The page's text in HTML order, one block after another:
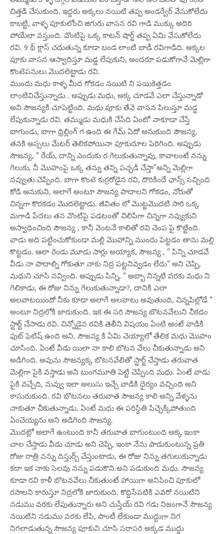
చిత్తడి చేసుకుంది. ఇద్దరు అక్కలు నయిటి తప్ప అండర్వేర్ వేసుకోలేదు
కాబట్టి, వాళ్ళ పూకులోంచి జిగురు వాసన రవి గాడి ముక్కు అదిరి
పోయేలా వస్తుంది. వొంటిపై ఒక్క కాటన్ షార్ట్ తప్ప ఏమి వేసుకోలేదు
రవి. 9 థ్ క్లాస్ చదుతున్న కూడా బండ లాంటి బాడీ రవిగాడిది. అక్కల
పూకు వాసన ఆస్వాదిస్తూ మడ్డ లేపుకుని, అందరూ పడుకోగానే మెల్లిగా
కొంటెపనులు మొదలెట్టాడు రవి.
ముందు మధు కాళ్ళ మీద గోకడం నయిటి ని పయికెత్తడం
లాంటివిచేస్తున్నాడు . అప్పుడు మధు, అక్క చూడవే ఎలా చేస్తున్నాడో
అని సౌజన్యకి చూపెట్టింది. మధు పూకు తేనె వాసన పిలుస్తూ మడ్డ
లేపుకున్నాడు రవి. తమ్ముడు మధుకి చేసేది ఏంటో నాకూడా చేస్తే
బాగుండు, బాగా థ్రిల్లింగ్ గ ఉంది ఈ గేమ్ ఏదో అనుకుంది సౌజన్య.
తనకి అస్సలు మేటర్ తెలికపోయినా పూకుదూల పెరిగింది. అప్పుడు
సౌజన్య, ” రేయ్, దాన్ని ఎందుకు ర గెలుకుతున్నావు, కావాలంటే నన్ను
గెలుకు, నీ మొహంపై ఒక్క తన్ను తన్ని పచ్చడి చేస్తా”అన్ని మెల్లిగా
నవ్వుతు చెప్పింది. బాగా కొంటె కుర్రరోడైన రవి, దొరికిందే ఛాన్స్ సచ్చింది
కోడి అనుకుని, అలాగే అంటూ సౌజన్య పాదాలని గోకడం, నోరుతో
చిన్నగా కొరకడం మొదలెట్టాడు. జీవితం లో మొట్టమొదటి సారి ఒక్క
మగాడి పేదలు తన వొంటిపై పడటంతో చిలిపిగా చిన్నగా నవ్వుకుని
అస్వాధించింది సౌజన్య , కానీ వెంటనే కాలితో రవి చెంప పై కొట్టింది.
వాడు అది పట్టించుకోకుండా మల్లి మొహాన్ని ముందు పెట్టడం తాను మల్లి
కొట్టడం. ఆలా రెండు మూడు సార్లు అయ్యాక, సౌజన్య , ” పిన్ని చూడవే
వీడు నా పాదాల్ని గోకుతూ నాకు నిద్ర పట్టనివ్వడం లేదు” అని చెప్పి,
మధుని చూసి నవ్వింది. అప్పుడు పిన్ని, ” అబ్బా నిన్నటి వరకు మధు ని
గెలికాడు, ఈ రోజు నిన్ను గెలుకుతున్నాడా?, దానికి ఎలా
అలవాటయిందో నీకు కూడా అలాగే అలవాటు అవుతుంది, చిన్నపిల్లోడే ”
అంటూ నిద్రలోకి జారుకుంది. ఇక ఈ సరి సౌజన్య బొటనవేలుని చీకడం
స్టార్ట్ చేసాడు రవి. చిన్నోడైన రవికి తెలీని విషయం ఏంటి అంటే వాడికి
ఫుట్ ఫెటిష్ ఉంది అని. సౌజన్య కి ఏమి చెయ్యాలో తేలిక మధు మొహం
చూసింది. ఏంటే వీడు యిలా నా కాలి బొటన వేలు చీకుతున్నాడు అని
అడిగింది. అవును సౌజన్యక్క బొటనవేలితో స్టార్ట్ చేస్తాడు తరువాత
మెల్లిగా పైకి వస్తాడు అని బుంగమూతి పెట్టి చెప్పింది మధు. ఏంటే వాడు
పైకి వచ్చేది, నువ్వు ఇలా అలుసు ఇచ్చే వాడికి ధైర్యం వచ్చింది అని
కాసురుకుంది. రవి బొటనలు తరువాత సౌజన్య కాలి అన్ని వేళ్ళను
నాకుతూ చీకుతున్నాడు. ఏంటే మధు ఈ పరిస్థితి పిచ్చెక్కిపోతుంది
ఏంచెయ్యను అని అడిగింది సౌజన్య.
మొదట్లో అలాగే ఉంటుంది కానీ తరువాత బాగుంటుంది అక్క ఇంకా
చాల చేస్తాడు వీడు చూడు అని చెప్పి, ఇంకా నేను పాడుకుంటున్న ప్రతి
రోజు రాత్రి నన్ను దిస్తుర్బ్ చేస్తుంటాడు, ఈ రోజు నిన్ను తగులుకున్నాడు
కదా ఇక నాకు సెలవు నన్ను పడుకొని.అని పడుకుంది మధు. సౌజన్య
కూడా రవి కాళీ బొటనవేలు చీకుతుంటే హాయిగా అనిపించి పూకులో
రసాలని కారుస్తూ నిద్రలోకి జారుకుంది. కొద్దిసేపటికి ఎవరో నయిటిని
నడుము వరకు లేపుతున్నారు అని చుస్తేయ్ రవి గడు నిజంగానే సౌజన్య
నయిటిని నడుము వరకు లేపి, పాంటీ లేకుండా ముద్దుగా నిగ
నిగలాడుతున్న సౌజన్య పూకుని చూసి సరాసరి అక్కడ ముద్దు